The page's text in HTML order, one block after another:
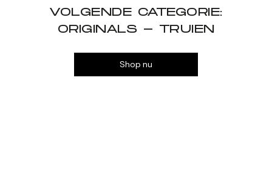
VOLGENDE CATEGORIE:
ORIGINALS - TRUIEN
Shop nu